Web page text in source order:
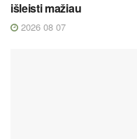
išleisti mažiau
2026 08 07